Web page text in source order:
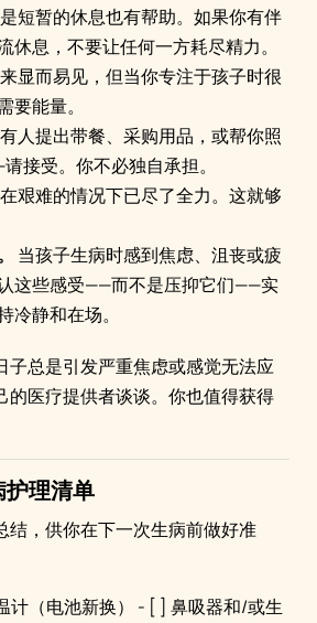
短暂的休息也有帮助。如果你有伴
休息，不要让任何一方耗尽精力。
显而易见，但当你专注于孩子时很
要能量。
人提出带餐、采购用品，或帮你照
接受。你不必独自承担。
艰难的情况下已尽了全力。这就够
当孩子生病时感到焦虑、沮丧或疲
这些感受——而不是压抑它们——实
冷静和在场。
子总是引发严重焦虑或感觉无法应
的医疗提供者谈谈。你也值得获得
理清单
结，供你在下一次生病前做好准
计（电池新换） - [ ] 鼻吸器和/或生